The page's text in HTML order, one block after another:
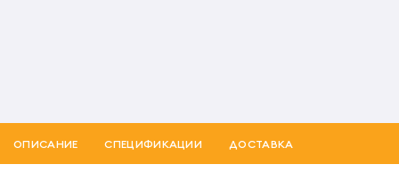
ОПИСАНИЕ СПЕЦИФИКАЦИИ ДОСТАВКА